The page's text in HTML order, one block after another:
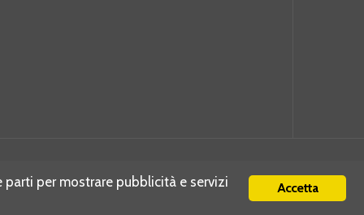
Accetta
per mostrare pubblicità e servizi